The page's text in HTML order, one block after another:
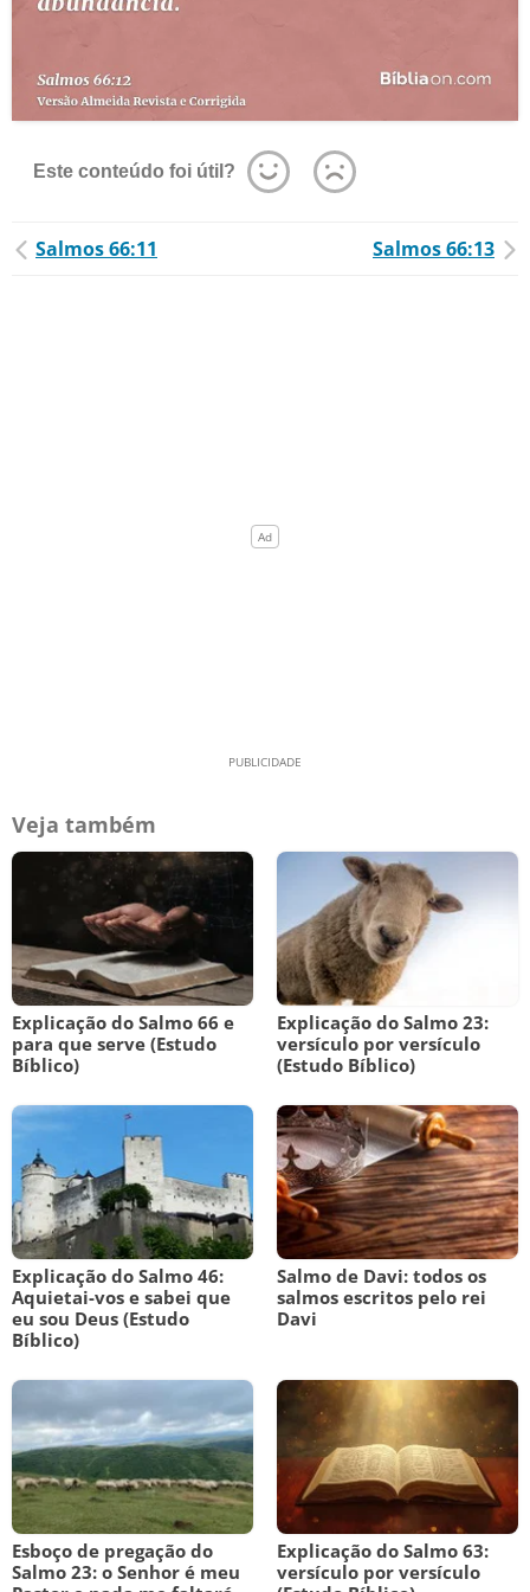
Este conteúdo foi útil?
Salmos 66:11 Salmos 66:13
Veja também
Explicação do Salmo 66 e
para que serve (Estudo
Bíblico)
Explicação do Salmo 23:
versículo por versículo
(Estudo Bíblico)
Explicação do Salmo 46:
Aquietai-vos e sabei que
eu sou Deus (Estudo
Bíblico)
Salmo de Davi: todos os
salmos escritos pelo rei
Davi
Esboço de pregação do
Salmo 23: o Senhor é meu
Explicação do Salmo 63:
versículo por versículo